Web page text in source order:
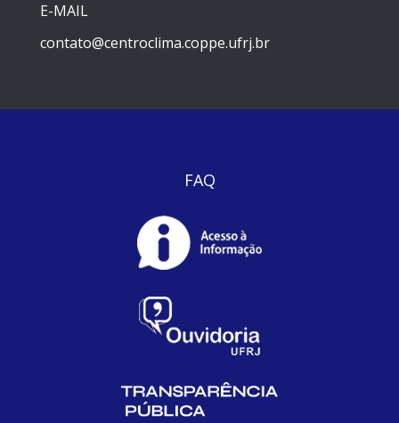
E-MAIL
contato@centroclima.coppe.ufrj.br
FAQ